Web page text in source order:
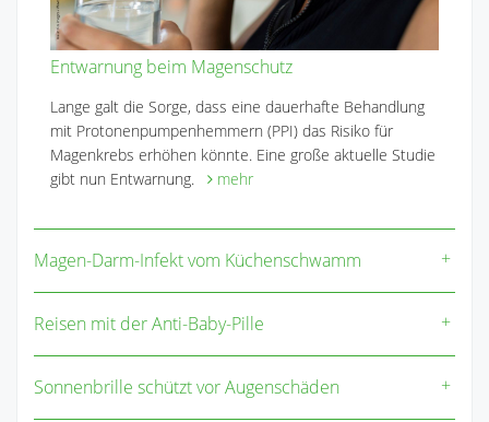
Entwarnung beim Magenschutz
Lange galt die Sorge, dass eine dauerhafte Behandlung
mit Protonenpumpenhemmern (PPI) das Risiko für
Magenkrebs erhöhen könnte. Eine große aktuelle Studie
gibt nun Entwarnung.
mehr
Magen-Darm-Infekt vom Küchenschwamm
Reisen mit der Anti-Baby-Pille
Sonnenbrille schützt vor Augenschäden